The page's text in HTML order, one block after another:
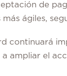
de
ágiles,
continuará
ampliar el